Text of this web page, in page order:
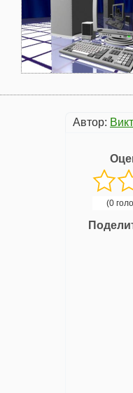
Автор:
(0